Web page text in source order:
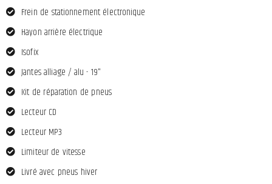
Frein de stationnement électronique
Hayon arrière électrique
Isofix
Jantes alliage / alu - 19"
Kit de réparation de pneus
Lecteur CD
Lecteur MP3
Limiteur de vitesse
Livré avec pneus hiver